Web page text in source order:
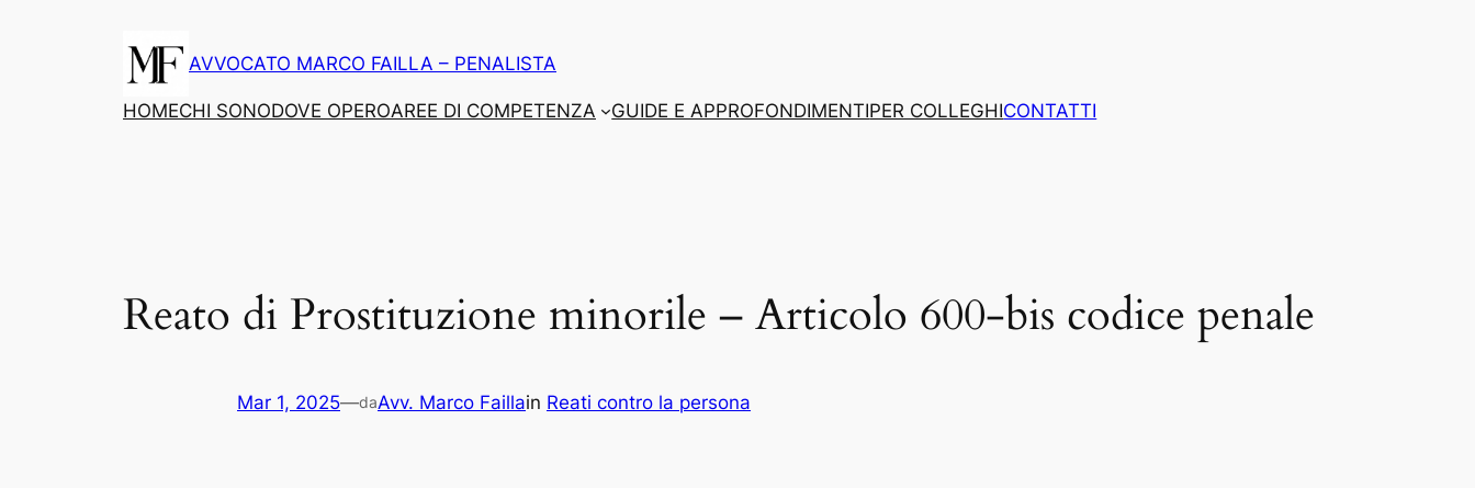
AVVOCATO MARCO FAILLA – PENALISTA
HOMECHI SONODOVE OPEROAREE DI COMPETENZA GUIDE E APPROFONDIMENTIPER COLLEGHICONTATTI
Reato di Prostituzione minorile – Articolo 600-bis codice penale
Mar 1, 2025—daAvv. Marco Faillain Reati contro la persona